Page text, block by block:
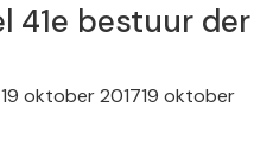
41e bestuur der
19 oktober 201719 oktober